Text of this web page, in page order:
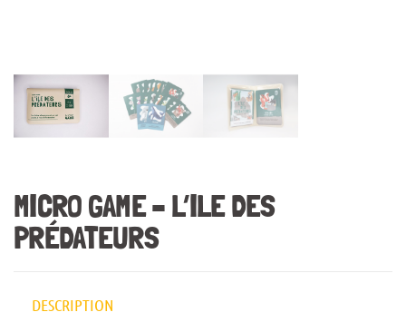
MICRO GAME – L’ILE DES
PRÉDATEURS
DESCRIPTION